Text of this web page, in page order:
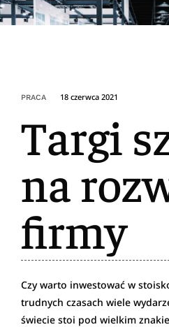
PRACA 18 czerwca 2021
Targi
na
firmy
Czy warto inwestować w
trudnych czasach wiele
świecie stoi pod wielkim